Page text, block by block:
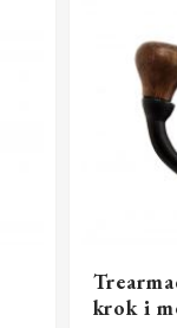
krok i